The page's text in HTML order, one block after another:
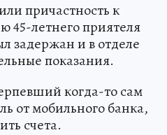
причастность к
45-летнего приятеля
задержан и в отделе
показания.
когда-то сам
от мобильного банка,
счета.